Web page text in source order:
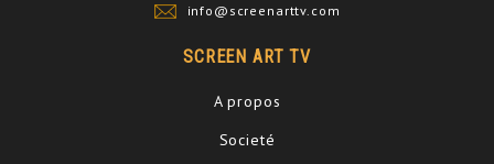
info@screenarttv.com
SCREEN ART TV
A propos
Societé